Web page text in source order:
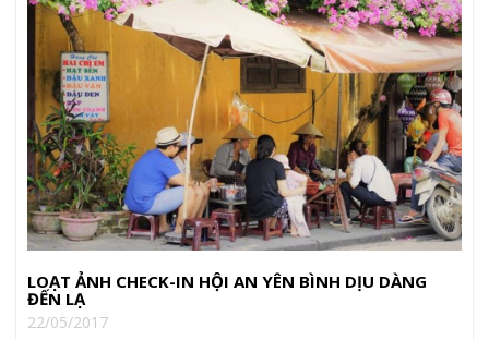
LOẠT ẢNH CHECK-IN HỘI AN YÊN BÌNH DỊU DÀNG
ĐẾN LẠ
22/05/2017